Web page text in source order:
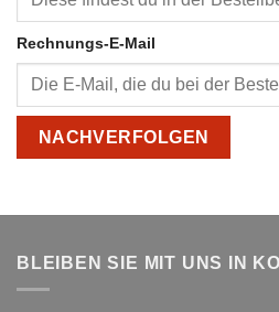
Rechnungs-E-Mail
NACHVERFOLGEN
BLEIBEN SIE MIT UNS IN